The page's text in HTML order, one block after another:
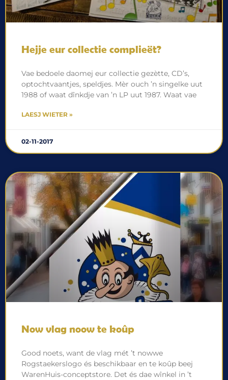
Hejje eur collectie complieët?
Vae bedoele daomej eur collectie gezètte, CD’s,
optochtvaantjes, speldjes. Mèr ouch ’n singelke uut
1988 of waat dînkdje van ’n LP uut 1987. Waat vae
LAESJ WIETER »
02-11-2017
Now vlag noow te koûp
Good noets, want de vlag mét ’t nowwe
Rogstaekerslogo és beschikbaar en te koûp beej
WarenHuis-conceptstore. Det és dae wînkel in ’t